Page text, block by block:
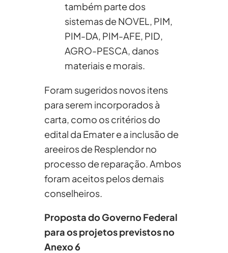
também parte dos
sistemas de NOVEL, PIM,
PIM-DA, PIM-AFE, PID,
AGRO-PESCA, danos
materiais e morais.
Foram sugeridos novos itens
para serem incorporados à
carta, como os critérios do
edital da Emater e a inclusão de
areeiros de Resplendor no
processo de reparação. Ambos
foram aceitos pelos demais
conselheiros.
Proposta do Governo Federal
para os projetos previstos no
Anexo 6